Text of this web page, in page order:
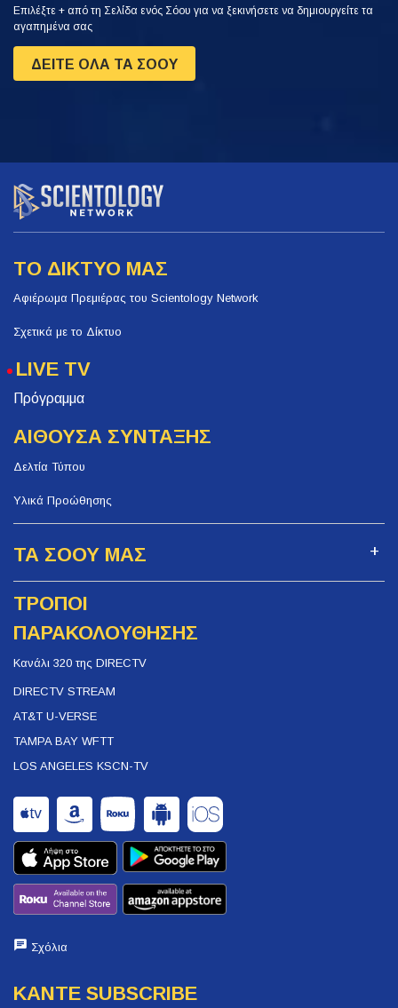
Επιλέξτε + από τη Σελίδα ενός Σόου για να ξεκινήσετε να δημιουργείτε τα
αγαπημένα σας
ΔΕΙΤΕ ΟΛΑ ΤΑ ΣΟΟΥ
ΤΟ ΔΙΚΤΥΟ ΜΑΣ
Αφιέρωμα Πρεμιέρας του Scientology Network
Σχετικά με το Δίκτυο
LIVE TV
Πρόγραμμα
ΑΙΘΟΥΣΑ ΣΥΝΤΑΞΗΣ
Δελτία Τύπου
Υλικά Προώθησης
ΤΑ ΣΟΟΥ ΜΑΣ
ΤΡΟΠΟΙ
ΠΑΡΑΚΟΛΟΥΘΗΣΗΣ
Κανάλι 320 της DIRECTV
DIRECTV STREAM
AT&T U-VERSE
TAMPA BAY WFTT
LOS ANGELES KSCN-TV
Σχόλια
ΚΑΝΤΕ SUBSCRIBE